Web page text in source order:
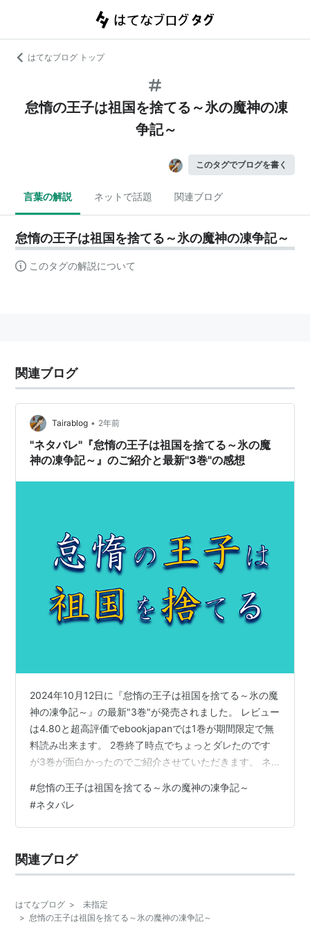
はてなブログ トップ
怠惰の王子は祖国を捨てる～氷の魔神の凍
争記～
このタグでブログを書く
言葉の解説 ネットで話題 関連ブログ
怠惰の王子は祖国を捨てる～氷の魔神の凍争記～
このタグの解説について
関連ブログ
Tairablog • 2年前
"ネタバレ"『怠惰の王子は祖国を捨てる～氷の魔
神の凍争記～』のご紹介と最新"3巻"の感想
2024年10月12日に『怠惰の王子は祖国を捨てる～氷の魔
神の凍争記～』の最新"3巻"が発売されました。 レビュー
は4.80と超高評価でebookjapanでは1巻が期間限定で無
料読み出来ます。 2巻終了時点でちょっとダレたのです
が3巻が面白かったのでご紹介させていただきます。 ネ
祖国を捨てる～氷の魔神の凍争記～』とは？ 主人公の
「ルト」は弱小国であるランド王国の王族です。 馬鹿な
貴族が超大国フロイセル帝国に戦争をふっかけランド王
無能と名高いルトにたった53人の兵だけを預けて本隊が
撤退する時間…
#怠惰の王子は祖国を捨てる～氷の魔神の凍争記～
#ネタバレ
関連ブログ
はてなブログ >
未指定
> 怠惰の王子は祖国を捨てる～氷の魔神の凍争記～